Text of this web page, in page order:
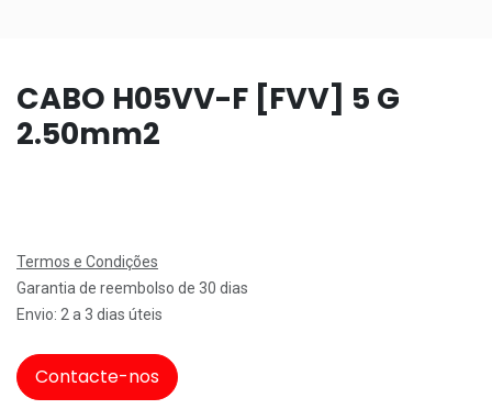
CABO H05VV-F [FVV] 5 G
2.50mm2
Termos e Condições
Garantia de reembolso de 30 dias
Envio: 2 a 3 dias úteis
Contacte-nos